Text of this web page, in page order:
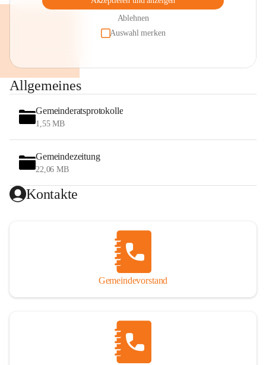
Ablehnen
Auswahl merken
Allgemeines
Gemeinderatsprotokolle
1,55 MB
Gemeindezeitung
22,06 MB
Kontakte
Gemeindevorstand